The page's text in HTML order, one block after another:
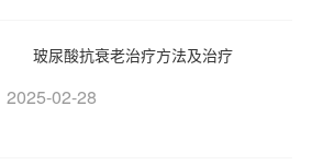
玻尿酸抗衰老治疗方法及治疗
2025-02-28